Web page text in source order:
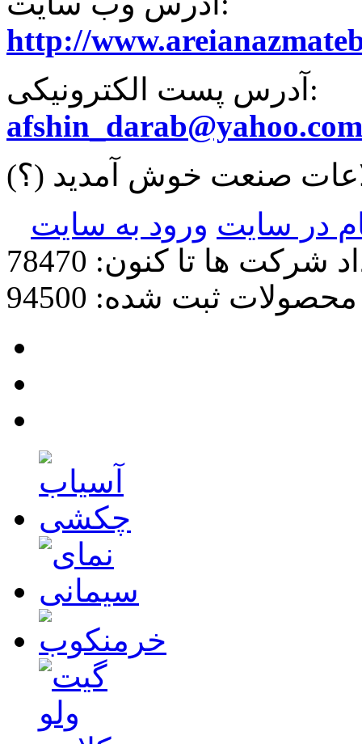
http://
آدرس پست الکترونیکی:
afshin_darab@yahoo.com
صنعت خوش آمدید (؟)
در سایت ورود به سایت
شرکت ها تا کنون: 78470
ثبت شده: 94500